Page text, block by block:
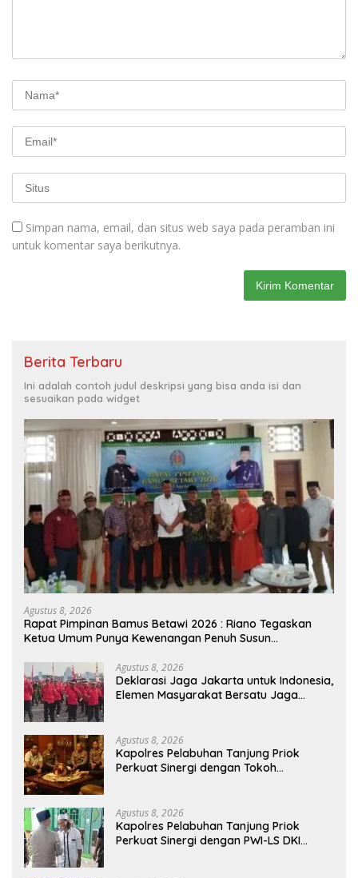
Simpan nama, email, dan situs web saya pada peramban ini
untuk komentar saya berikutnya.
Berita Terbaru
Ini adalah contoh judul deskripsi yang bisa anda isi dan
sesuaikan pada widget
Agustus 8, 2026
Rapat Pimpinan Bamus Betawi 2026 : Riano Tegaskan
Ketua Umum Punya Kewenangan Penuh Susun
Agustus 8, 2026
Deklarasi Jaga Jakarta untuk Indonesia,
Elemen Masyarakat Bersatu Jaga
Agustus 8, 2026
Kapolres Pelabuhan Tanjung Priok
Perkuat Sinergi dengan Tokoh
Agustus 8, 2026
Kapolres Pelabuhan Tanjung Priok
Perkuat Sinergi dengan PWI-LS DKI